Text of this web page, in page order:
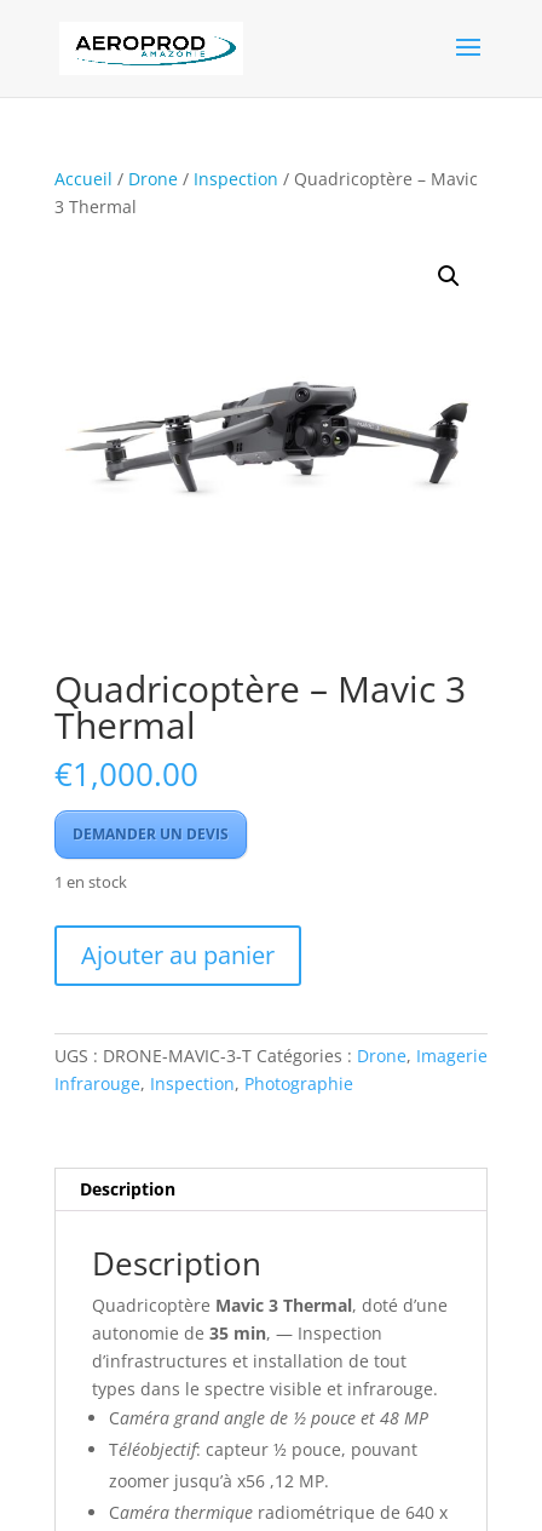
Accueil / Drone/ Inspection / Quadricoptère – Mavic
3 Thermal
Quadricoptère – Mavic 3
Thermal
€1,000.00
DEMANDER UN DEVIS
1 en stock
Mavic
3
Ajouter au panier
UGS : DRONE-MAVIC-3-T Catégories : Drone, Imagerie
Infrarouge, Inspection, Photographie
Description
Description
Quadricoptère Mavic 3 Thermal, doté d’une
autonomie de 35 min, — Inspection
d’infrastructures et installation de tout
types dans le spectre visible et infrarouge.
Caméra grand angle de ½ pouce et 48 MP
Téléobjectif: capteur ½ pouce, pouvant
zoomer jusqu’à x56 ,12 MP.
Caméra thermiqueradiométrique de 640 x